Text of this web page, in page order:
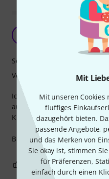
Mit
Mit unseren
fluffiges
dazugehört bieten.
passende Angebote,
und das Merken von
Sie okay ist, stimmen
für Präferenzen,
einfach durch einen
Ich habe 8 dieser Treiber
au*a, etc) tops zu
Kunstprojekte
Bis jetzt bin ich mit den
Sound
Verarbeitung
0